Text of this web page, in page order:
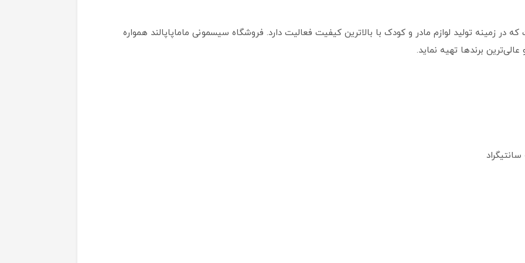
در زمینه تولید لوازم مادر و کودک با بالاترین کیفیت فعالیت دارد. فروشگاه سیسمونی ماماپاپالند همواره
برندها تهیه نماید.